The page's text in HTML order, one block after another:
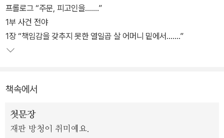
대대적 프로모션을 진행하면서 입소문이 시작되었고, 베스트셀러 차
트를 역주행하는 신화를 이룩하며 단기간에 50만 부 이상이 판매되
었다. 아울러 제68회 일본추리작가협회상을 수상하는 등 흥행성과
작품성을 모두 이룩했다 평가받는다.
을 질러 그의 아내와 두 아이를 죽인 죄로 사형을 선고받는다. 세상은
변명도 반성도 없이 교도소에서 묵묵히 하루하루를 보낸다. 그녀는
억울한 희생양일까 희대의 괴물일까. 가족부터 학교 동창, 애인의 친
프롤로그 “주문, 피고인을…….”
1부 사건 전야
1장 “책임감을 갖추지 못한 열일곱 살 어머니 밑에서…….”
책속에서
첫문장
재판 방청이 취미예요.